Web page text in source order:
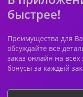
быстрее!
Преимущества для
обсуждайте все
заказ онлайн на
бонусы за каждый